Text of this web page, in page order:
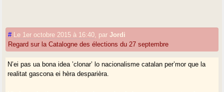
« clonar » lo nacionalisme catalan n’es benlèu pas la bona ideia !
# Le 1er octobre 2015 à 16:40, parJordi
Regard sur la Catalogne des élections du 27 septembre
N’ei pas ua bona idea ’clonar’ lo nacionalisme catalan per’mor que la
realitat gascona ei hèra desparièra.